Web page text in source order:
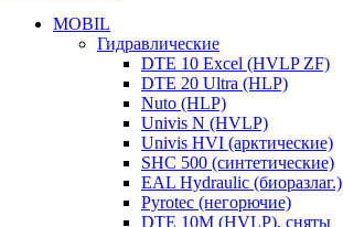
MOBIL
Гидравлические
DTE 10 Excel (HVLP ZF)
DTE 20 Ultra (HLP)
Nuto (HLP)
Univis N (HVLP)
Univis HVI (арктические)
SHC 500 (синтетические)
EAL Hydraulic (биоразлаг.)
Pyrotec (негорючие)
DTE 10M (HVLP), сняты